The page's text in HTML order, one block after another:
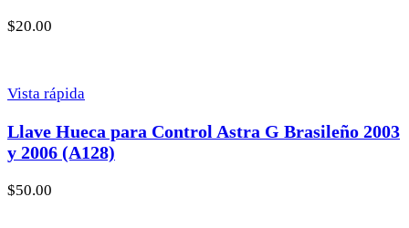
$20.00
Vista rápida
Llave Hueca para Control Astra G Brasileño 2003
y 2006 (A128)
$50.00